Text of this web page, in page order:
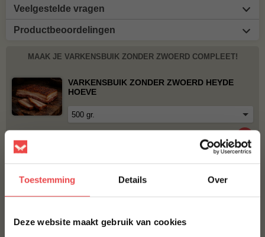
Toestemming Details Over
Deze website maakt gebruik van cookies
Veelgestelde vragen
Productbeoordelingen
MAAK JE VARKENSBUIK ZONDER ZWOERD COMPLEET!
VARKENSBUIK ZONDER ZWOERD HEYDE
HOEVE